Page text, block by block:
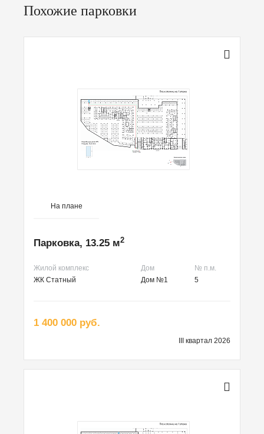
Похожие парковки
На плане
Парковка, 13.25 м2
Жилой комплекс Дом
№ п.м.
ЖК Статный
Дом №1 5
1 400 000 руб.
III квартал 2026